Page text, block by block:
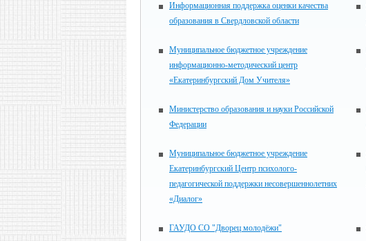
Информационная поддержка оценки качества
образования в Свердловской области
Муниципальное бюджетное учреждение
информационно-методический центр
«Екатеринбургский Дом Учителя»
Министерство образования и науки Российской
Федерации
Муниципальное бюджетное учреждение
Екатеринбургский Центр психолого-
педагогической поддержки несовершеннолетних
«Диалог»
ГАУДО СО "Дворец молодёжи"